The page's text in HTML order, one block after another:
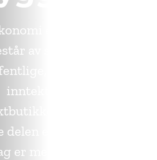
er tredelt, en
av støtte fra det
en del av
inntekter fra
og den
delen er gaver. Ditt
er med på å gjøre